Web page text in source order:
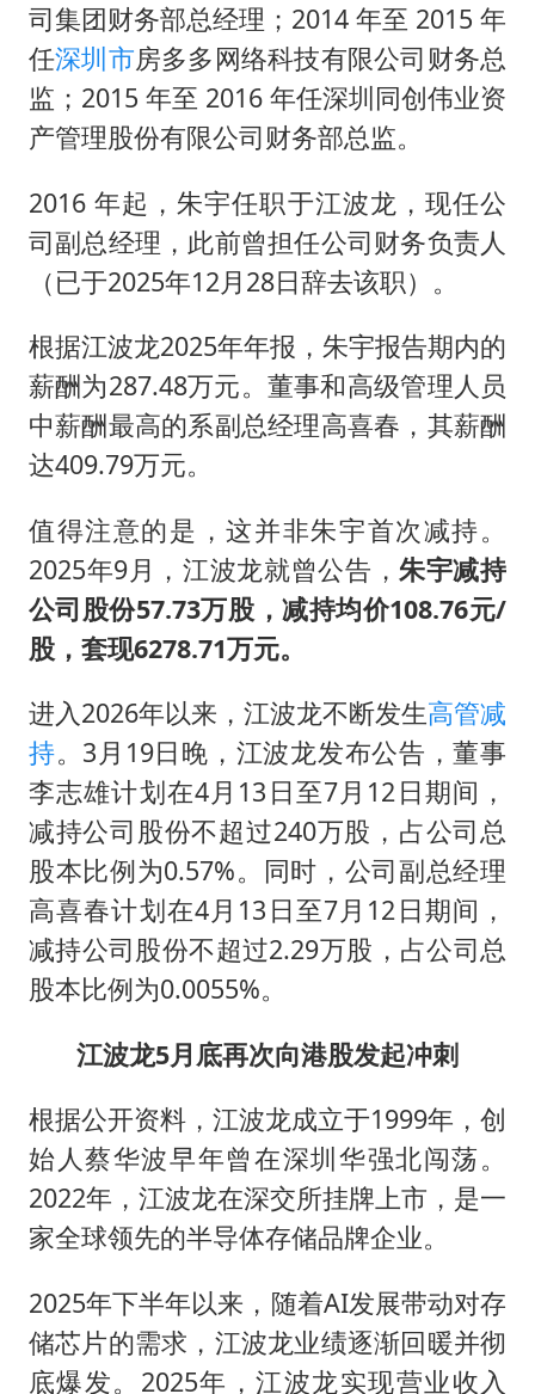
司集团财务部总经理；2014 年至 2015 年
任深圳市房多多网络科技有限公司财务总
监；2015 年至 2016 年任深圳同创伟业资
产管理股份有限公司财务部总监。
2016 年起，朱宇任职于江波龙，现任公
司副总经理，此前曾担任公司财务负责人
（已于2025年12月28日辞去该职）。
根据江波龙2025年年报，朱宇报告期内的
薪酬为287.48万元。董事和高级管理人员
中薪酬最高的系副总经理高喜春，其薪酬
达409.79万元。
值得注意的是，这并非朱宇首次减持。
2025年9月，江波龙就曾公告， 朱宇减持
公司股份57.73万股，减持均价108.76元/
股，套现6278.71万元。
进入2026年以来，江波龙不断发生高管减
持。3月19日晚，江波龙发布公告，董事
李志雄计划在4月13日至7月12日期间，
减持公司股份不超过240万股，占公司总
股本比例为0.57%。同时，公司副总经理
高喜春计划在4月13日至7月12日期间，
减持公司股份不超过2.29万股，占公司总
股本比例为0.0055%。
江波龙5月底再次向港股发起冲刺
根据公开资料，江波龙成立于1999年，创
始人蔡华波早年曾在深圳华强北闯荡。
2022年，江波龙在深交所挂牌上市，是一
家全球领先的半导体存储品牌企业。
2025年下半年以来，随着AI发展带动对存
储芯片的需求，江波龙业绩逐渐回暖并彻
底爆发。2025年，江波龙实现营业收入